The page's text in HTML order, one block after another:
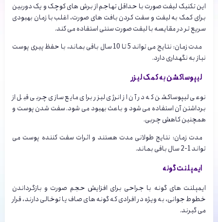
این تکنیک لیفت صورت با حداقل تهاجم از برش های کوچک و یک دوربین
برای کمک به لیفت و سفت کردن بافت های صورت، اغلب با زمان بهبودی
سریع تر در مقایسه با لیفت صورت سنتی استفاده می کند.
مدت زمان: نتایج می تواند 5 تا 10 سال باقی بماند، با حفظ پیری پوست
نیاز به نگهداری دارد.
لیپوساکشن به کمک لیزر
نوعی لیپوساکشن که در آن از انرژی لیزر برای مایع سازی چربی قبل از
برداشتن آن استفاده می شود و باعث بهبود می شود. سفت شدن پوست و
همچنین کاهش چربی.
مدت زمان: نتایج طولانی مدت هستند و اثرات سفت کننده پوست می
تواند 1-2 سال باقی بماند.
ایمپلنت گونه
ایمپلنت های گونه با جراحی برای افزایش حجم صورت و بازگرداندن
خطوط جوانی، به ویژه در افرادی که گونه های صاف یا توخالی دارند، قرار
می گیرند.